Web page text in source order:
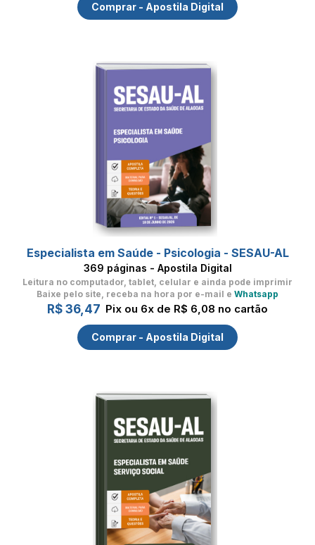
Comprar - Apostila Digital
Especialista em Saúde - Psicologia - SESAU-AL
369 páginas - Apostila Digital
Leitura no computador, tablet, celular e ainda pode imprimir
Baixe pelo site, receba na hora por e-mail e Whatsapp
R$ 36,47 Pix ou 6x de R$ 6,08 no cartão
Comprar - Apostila Digital